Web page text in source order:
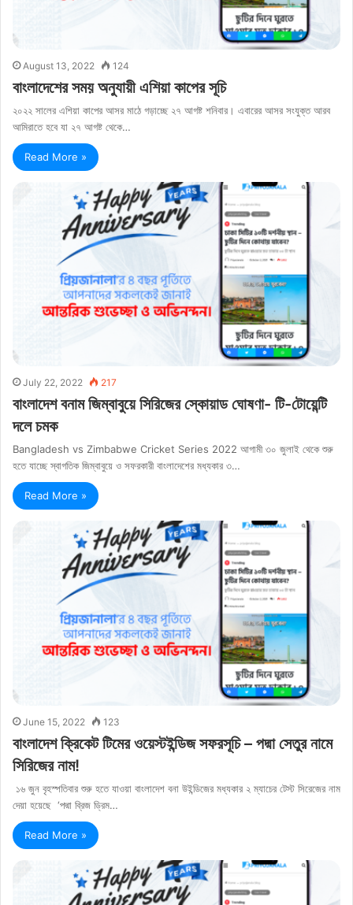
August 13, 2022 124
বাংলাদেশের সময় অনুযায়ী এশিয়া কাপের সূচি
২০২২ সালের এশিয়া কাপের আসর মাঠে গড়াচ্ছে ২৭ আগষ্ট শনিবার। এবারের আসর সংযুক্ত আরব
আমিরাতে হবে যা ২৭ আগষ্ট থেকে…
Read More »
July 22, 2022 217
বাংলাদেশ বনাম জিম্বাবুয়ে সিরিজের স্কোয়াড ঘোষণা- টি-টোয়েন্টি
দলে চমক
Bangladesh vs Zimbabwe Cricket Series 2022 আগামী ৩০ জুলাই থেকে শুরু
হতে যাচ্ছে স্বাগতিক জিম্বাবুয়ে ও সফরকারী বাংলাদেশের মধ্যকার ৩…
Read More »
June 15, 2022 123
বাংলাদেশ ক্রিকেট টিমের ওয়েস্টইন্ডিজ সফরসূচি – পদ্মা সেতুর নামে
সিরিজের নাম!
১৬ জুন বৃহস্পতিবার শুরু হতে যাওয়া বাংলাদেশ বনা উইন্ডিজের মধ্যকার ২ ম্যাচের টেস্ট সিরেজের নাম
দেয়া হয়েছে ‘পদ্মা ব্রিজ ড্রিম…
Read More »